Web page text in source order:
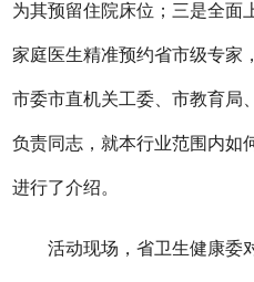
为其预留住院床位；三是全面
家庭医生精准预约省市级专家
市委市直机关工委、市教育局
负责同志，就本行业范围内如
进行了介绍。
活动现场，省卫生健康委